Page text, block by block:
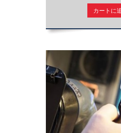
カートに